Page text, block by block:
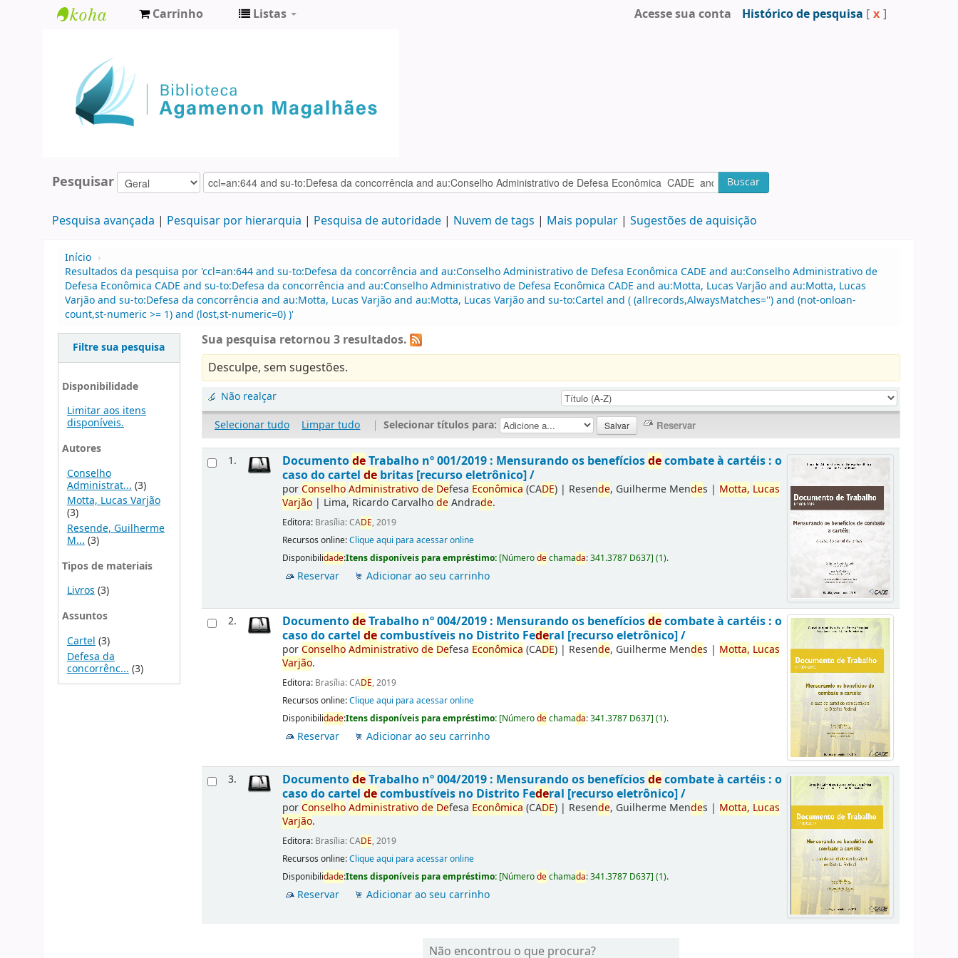
Agamenon
Magalhães
Carrinho Listas Acesse sua conta Histórico de pesquisa [ x ]
Pesquisar Buscar
Pesquisa avançada Pesquisar por hierarquia Pesquisa de autoridade Nuvem de tags Mais popular Sugestões de aquisição
Início ›
Resultados da pesquisa por 'ccl=an:644 and su-to:Defesa da concorrência and au:Conselho Administrativo de Defesa Econômica CADE and au:Conselho Administrativo de
Defesa Econômica CADE and su-to:Defesa da concorrência and au:Conselho Administrativo de Defesa Econômica CADE and au:Motta, Lucas Varjão and au:Motta, Lucas
Varjão and su-to:Defesa da concorrência and au:Motta, Lucas Varjão and au:Motta, Lucas Varjão and su-to:Cartel and ( (allrecords,AlwaysMatches='') and (not-onloan-
count,st-numeric >= 1) and (lost,st-numeric=0) )'
Filtre sua pesquisa
Disponibilidade
Limitar aos itens
disponíveis.
Autores
Conselho
Administrat... (3)
Motta, Lucas Varjão
(3)
Resende, Guilherme
M... (3)
Tipos de materiais
Livros(3)
Assuntos
Cartel (3)
Defesa da
concorrênc... (3)
Sua pesquisa retornou 3 resultados.
Desculpe, sem sugestões.
Não realçar
Selecionar tudo
Limpar tudo | Selecionar títulos para:
1. DocumentodeTrabalho nº 001/2019 : Mensurando os benefíciosdecombate à cartéis : o
caso do cartelde britas [recurso eletrônico] /
porConselhoAdministrativode Defesa Econômica (CADE) | Resende, Guilherme Mendes | Motta, Lucas
Varjão | Lima, Ricardo CarvalhodeAndrade.
Editora: Brasília: CADE, 2019
Recursos online:Clique aqui para acessar online
Disponibilidade:Itens disponíveis para empréstimo: [Númerodechamada:341.3787 D637](1).
Reservar Adicionar ao seu carrinho
2. DocumentodeTrabalho nº 004/2019 : Mensurando os benefíciosdecombate à cartéis : o
caso do carteldecombustíveis no Distrito Federal [recurso eletrônico] /
porConselhoAdministrativode Defesa Econômica (CADE) | Resende, Guilherme Mendes | Motta, Lucas
Varjão.
Editora: Brasília: CADE, 2019
Recursos online:Clique aqui para acessar online
Disponibilidade:Itens disponíveis para empréstimo: [Númerodechamada:341.3787 D637](1).
Reservar Adicionar ao seu carrinho
3. DocumentodeTrabalho nº 004/2019 : Mensurando os benefíciosdecombate à cartéis : o
caso do carteldecombustíveis no Distrito Federal [recurso eletrônico] /
porConselhoAdministrativode Defesa Econômica (CADE) | Resende, Guilherme Mendes | Motta, Lucas
Varjão.
Editora: Brasília: CADE, 2019
Recursos online:Clique aqui para acessar online
Disponibilidade:Itens disponíveis para empréstimo: [Númerodechamada:341.3787 D637](1).
Reservar Adicionar ao seu carrinho
Não encontrou o que procura?